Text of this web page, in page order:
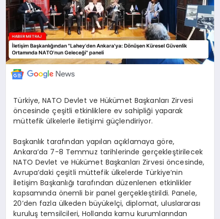
EĞİTİM
Türkiye, NATO Devlet ve Hükümet Başkanları Zirvesi
öncesinde çeşitli etkinliklere ev sahipliği yaparak
müttefik ülkelerle iletişimi güçlendiriyor.
Başkanlık tarafından yapılan açıklamaya göre,
Ankara’da 7-8 Temmuz tarihlerinde gerçekleştirilecek
NATO Devlet ve Hükümet Başkanları Zirvesi öncesinde,
Avrupa’daki çeşitli müttefik ülkelerde Türkiye’nin
İletişim Başkanlığı tarafından düzenlenen etkinlikler
kapsamında önemli bir panel gerçekleştirildi. Panele,
20’den fazla ülkeden büyükelçi, diplomat, uluslararası
kuruluş temsilcileri, Hollanda kamu kurumlarından